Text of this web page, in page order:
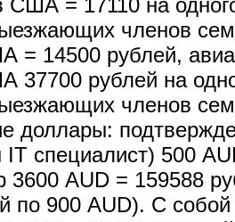
США = 17110 на
членов
= 14500 рублей,
37700 рублей на
членов
доллары:
специалист) 500
3600 AUD = 159588
по 900 AUD). С